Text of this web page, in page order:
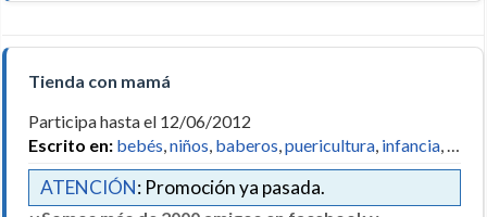
Tienda con mamá
Participa hasta el 12/06/2012
Escrito en: bebés,niños, baberos,puericultura, infancia, …
ATENCIÓN: Promoción ya pasada.